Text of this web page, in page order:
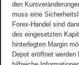
den
muss eine
Forex-Handel sind
des eingesetzten
hinterlegten Margin
Depot eröffnet werden